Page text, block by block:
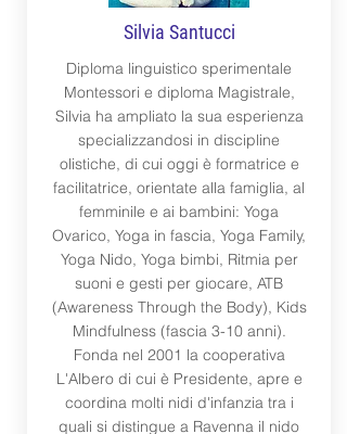
Silvia Santucci
Diploma linguistico sperimentale
Montessori e diploma Magistrale,
Silvia ha ampliato la sua esperienza
specializzandosi in discipline
olistiche, di cui oggi è formatrice e
facilitatrice, orientate alla famiglia, al
femminile e ai bambini: Yoga
Ovarico, Yoga in fascia, Yoga Family,
Yoga Nido, Yoga bimbi, Ritmia per
suoni e gesti per giocare, ATB
(Awareness Through the Body), Kids
Mindfulness (fascia 3-10 anni).
Fonda nel 2001 la cooperativa
L'Albero di cui è Presidente, apre e
coordina molti nidi d'infanzia tra i
quali si distingue a Ravenna il nido